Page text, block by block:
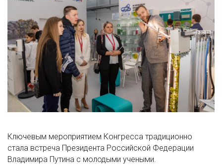
Ключевым мероприятием Конгресса традиционно
стала встреча Президента Российской Федерации
Владимира Путина с молодыми учеными.